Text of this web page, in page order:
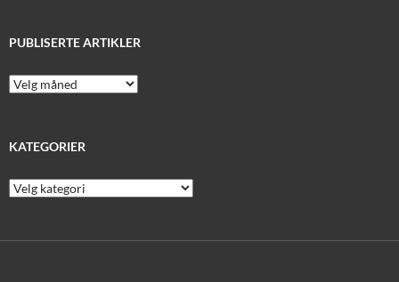
PUBLISERTE ARTIKLER
Publiserte
artikler
KATEGORIER
Kategorier